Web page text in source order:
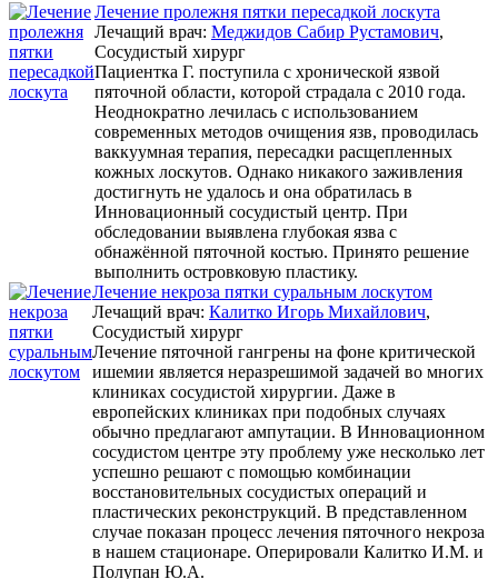
Лечение пролежня пятки пересадкой лоскута
Лечащий врач: Меджидов Сабир Рустамович,
Сосудистый хирург
Пациентка Г. поступила с хронической язвой
пяточной области, которой страдала с 2010 года.
Неоднократно лечилась с использованием
современных методов очищения язв, проводилась
ваккуумная терапия, пересадки расщепленных
кожных лоскутов. Однако никакого заживления
достигнуть не удалось и она обратилась в
Инновационный сосудистый центр. При
обследовании выявлена глубокая язва с
обнажённой пяточной костью. Принято решение
выполнить островковую пластику.
Лечение некроза пятки суральным лоскутом
Лечащий врач: Калитко Игорь Михайлович,
Сосудистый хирург
Лечение пяточной гангрены на фоне критической
ишемии является неразрешимой задачей во многих
клиниках сосудистой хирургии. Даже в
европейских клиниках при подобных случаях
обычно предлагают ампутации. В Инновационном
сосудистом центре эту проблему уже несколько лет
успешно решают с помощью комбинации
восстановительных сосудистых операций и
пластических реконструкций. В представленном
случае показан процесс лечения пяточного некроза
в нашем стационаре. Оперировали Калитко И.М. и
Полупан Ю.А.